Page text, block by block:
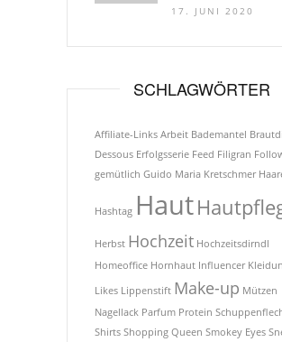
17. JUNI 2020
SCHLAGWÖRTER
Affiliate-Links Arbeit Bademantel
Dessous Erfolgsserie Feed Filigran
gemütlich Guido Maria Kretschmer
Hashtag Haut
Herbst Hochzeit Hochzeitsdirndl
Homeoffice Hornhaut Influencer
Likes Lippenstift Make-up Mützen
Nagellack Parfum Protein
Shirts Shopping Queen Smokey Eyes